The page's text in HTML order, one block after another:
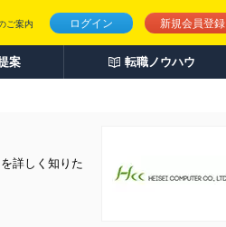
ログイン 新規会員登録
ご案内
案 転職ノウハウ
詳しく知りた